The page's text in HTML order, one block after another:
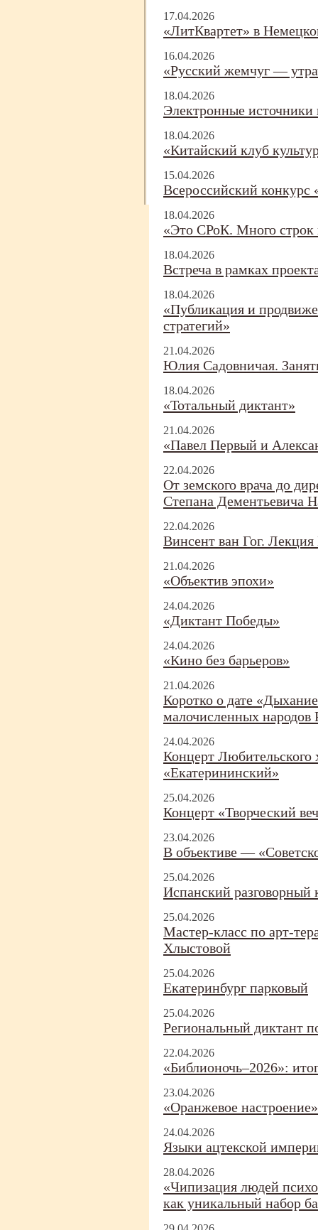
17.04.2026
«ЛитКвартет» в
16.04.2026
«Русский жемчуг —
18.04.2026
Электронные источники
18.04.2026
«Китайский клуб
15.04.2026
Всероссийский конкурс
18.04.2026
«Это СРоК. Много строк
18.04.2026
Встреча в рамках
18.04.2026
«Публикация и
стратегий»
21.04.2026
Юлия Садовничая.
18.04.2026
«Тотальный диктант»
21.04.2026
«Павел Первый и
22.04.2026
От земского врача до
Степана Дементьевича
22.04.2026
Винсент ван Гог.
21.04.2026
«Объектив эпохи»
24.04.2026
«Диктант Победы»
24.04.2026
«Кино без барьеров»
21.04.2026
Коротко о дате
малочисленных народов
24.04.2026
Концерт Любительского
«Екатерининский»
25.04.2026
Концерт «Творческий
23.04.2026
В объективе —
25.04.2026
Испанский разговорный
25.04.2026
Мастер-класс по арт-
Хлыстовой
25.04.2026
Екатеринбург парковый
25.04.2026
Региональный диктант
22.04.2026
«Библионочь–2026»:
23.04.2026
«Оранжевое настроение»
24.04.2026
Языки ацтекской
28.04.2026
«Чипизация людей
как уникальный набор